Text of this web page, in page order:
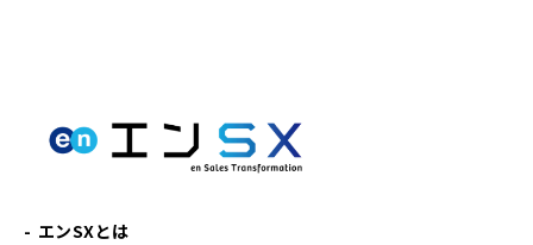
エンSXとは